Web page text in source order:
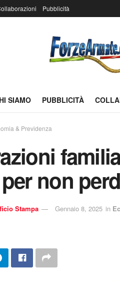
Pubblicità
SIAMO PUBBLICITÀ
& Previdenza
non
Stampa Gennaio 8, 2025 in